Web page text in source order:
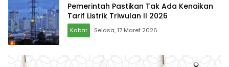
Pemerintah Pastikan Tak Ada Kenaikan
Tarif Listrik Triwulan II 2026
Kabar Selasa, 17 Maret 2026